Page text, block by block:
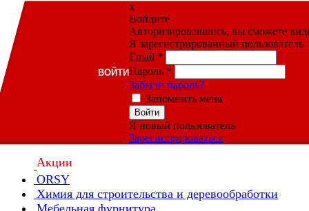
ВОЙТИ
x
Войдите
Авторизировавшись, вы сможете
Я зарегистрированный пользователь
Email *
Пароль *
Забыли пароль?
Запомнить меня
Войти
Я новый пользователь
Зарегистрироваться
Акции
ORSY
Химия для строительства и деревообработки
Мебельная фурнитура